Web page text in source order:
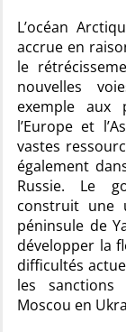
L’océan
accrue en
le
nouvelles
exemple aux
l’Europe et
vastes
également
Russie. Le
construit une
péninsule de
développer la
difficultés
les sanctions
Moscou en